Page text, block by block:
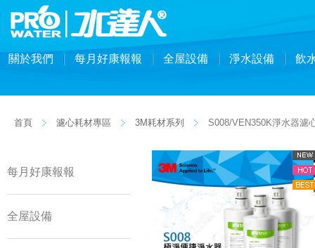
關於我們 每月好康報報 全屋設備 淨水設備 飲
首頁 濾心耗材專區 3M耗材系列 S008/VEN350K淨水器濾
每月好康報報
全屋設備